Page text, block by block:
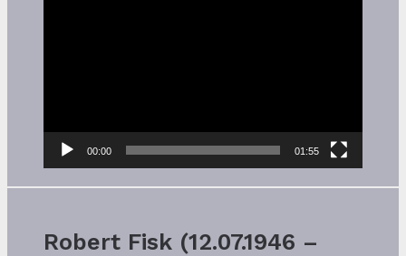
00:00 01:55
Robert Fisk (12.07.1946 –